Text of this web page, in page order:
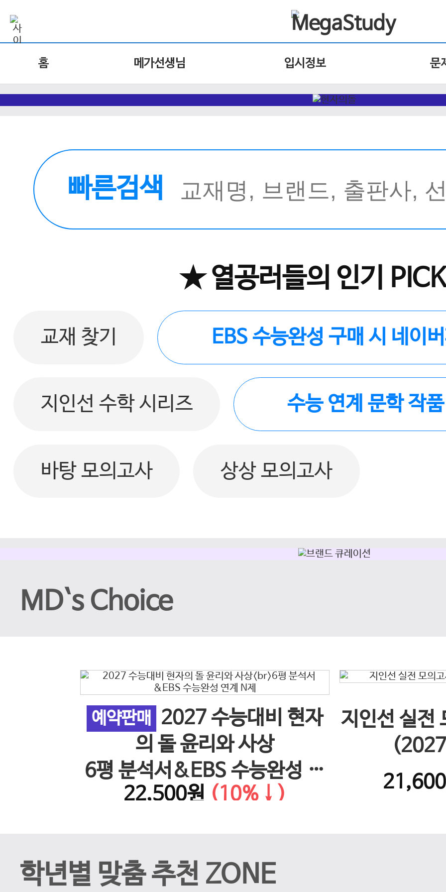
홈 메가선생님 입시정보 문
빠른검색
★ 열공러들의 인기
교재 찾기 EBS 수능완성 구매 시 네이
지인선 수학 시리즈 수능 연계 문학 작
바탕 모의고사 상상 모의고사
MD`s Choice
예약판매
2027 수능대비 현자
의 돌 윤리와 사상
6평 분석서&EBS 수능완성 연
계 N제
22,500원 (10%↓)
지인선 실전
학년별 맞춤 추천 ZONE